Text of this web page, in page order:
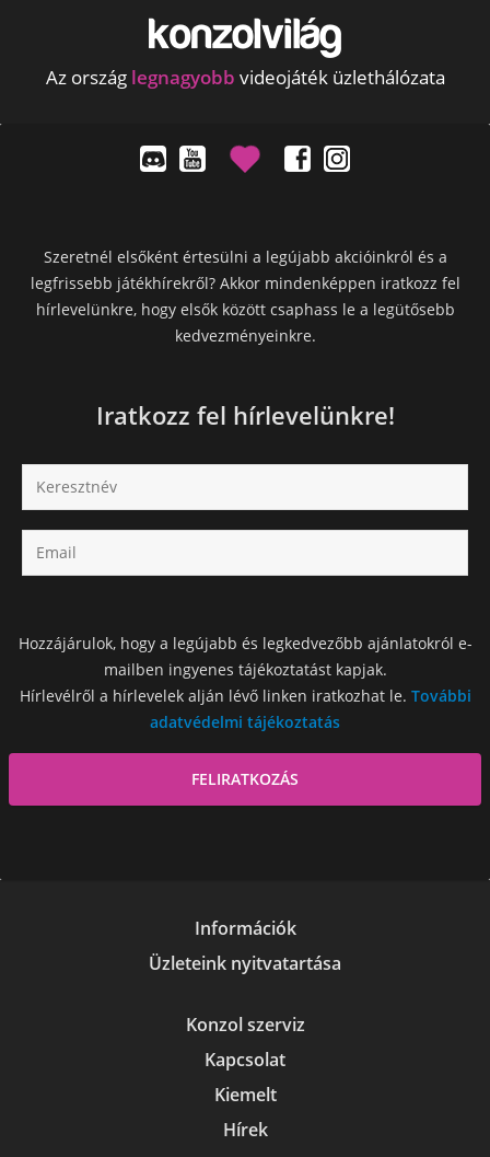
Az ország legnagyobb videojáték üzlethálózata
Szeretnél elsőként értesülni a legújabb akcióinkról és a
legfrissebb játékhírekről? Akkor mindenképpen iratkozz fel
hírlevelünkre, hogy elsők között csaphass le a legütősebb
kedvezményeinkre.
Iratkozz fel hírlevelünkre!
Hozzájárulok, hogy a legújabb és legkedvezőbb ajánlatokról e-
mailben ingyenes tájékoztatást kapjak.
Hírlevélről a hírlevelek alján lévő linken iratkozhat le. További
adatvédelmi tájékoztatás
Információk
Üzleteink nyitvatartása
Konzol szerviz
Kapcsolat
Kiemelt
Hírek